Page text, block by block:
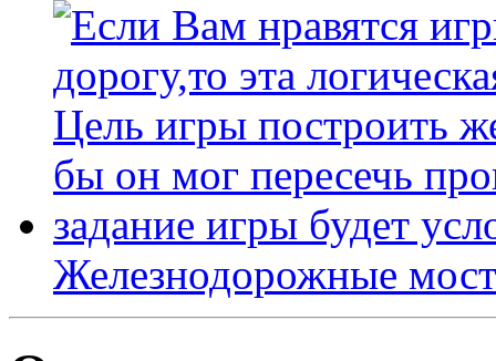
Железнодорожные